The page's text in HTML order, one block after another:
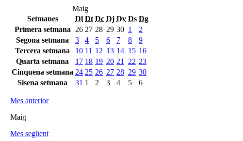
Maig
Setmanes
Dl Dt Dc Dj Dv Ds Dg
Primera setmana
26 27 28 29 30 1
2
Segona setmana
3 4 5 6 7 8
9
Tercera setmana
10 11 12 13 14 15 16
Quarta setmana
17 18 19 20 21 22 23
Cinquena setmana 24 25 26 27 28 29 30
Sisena setmana
31 1 2 3 4 5 6
Mes anterior
Maig
Mes següent